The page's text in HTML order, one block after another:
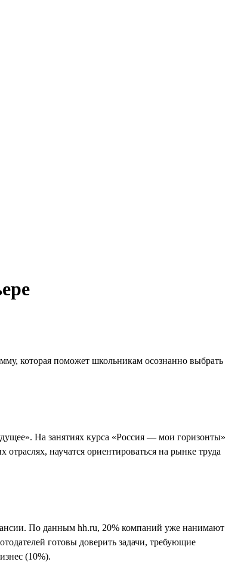
которая поможет школьникам осознанно выбрать
На занятиях курса «Россия — мои горизонты»
научатся ориентироваться на рынке труда
По данным hh.ru, 20% компаний уже нанимают
готовы доверить задачи, требующие
(10%).